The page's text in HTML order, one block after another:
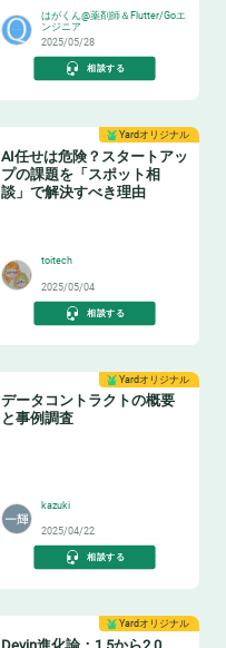
はがくん@薬剤師＆Flutter/Goエ
ンジニア
2025/05/28
相談する
Yardオリジナル
AI任せは危険？スタートアッ
プの課題を「スポット相
談」で解決すべき理由
toitech
2025/05/04
相談する
Yardオリジナル
データコントラクトの概要
と事例調査
kazuki
2025/04/22
相談する
Yardオリジナル